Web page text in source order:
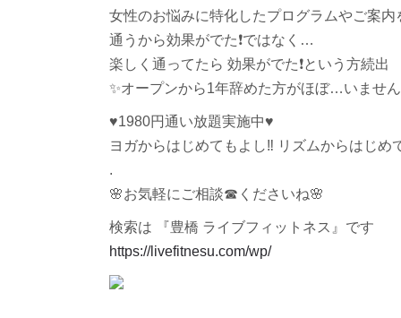
女性のお悩みに特化したプログラムやご案
通うから効果がでた❗️ではなく…
楽しく通ってたら 効果がでた❗️という方続出
✨オープンから1年辞めた方がほぼ…いません
♥️1980円通い放題実施中♥️
ヨガからはじめてもよし‼︎ リズムからはじめ
.
🌸お気軽にご相談☎︎ くださいね🌸
検索は 『豊橋 ライブフィットネス』です
https://livefitnesu.com/wp/